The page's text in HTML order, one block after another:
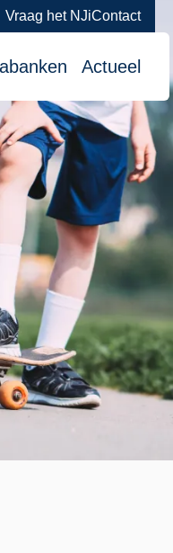
Vraag het NJiContact
Actueel